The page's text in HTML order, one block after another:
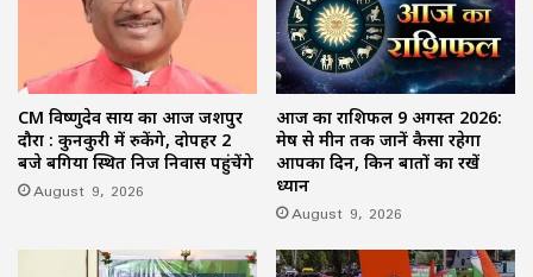
CM विष्णुदेव साय का आज जशपुर
दौरा : कुनकुरी में रुकेंगे, दोपहर 2
बजे बगिया स्थित निज निवास पहुंचेंगे
August 9, 2026
आज का राशिफल 9 अगस्त 2026:
मेष से मीन तक जानें कैसा रहेगा
आपका दिन, किन बातों का रखें
ध्यान
August 9, 2026